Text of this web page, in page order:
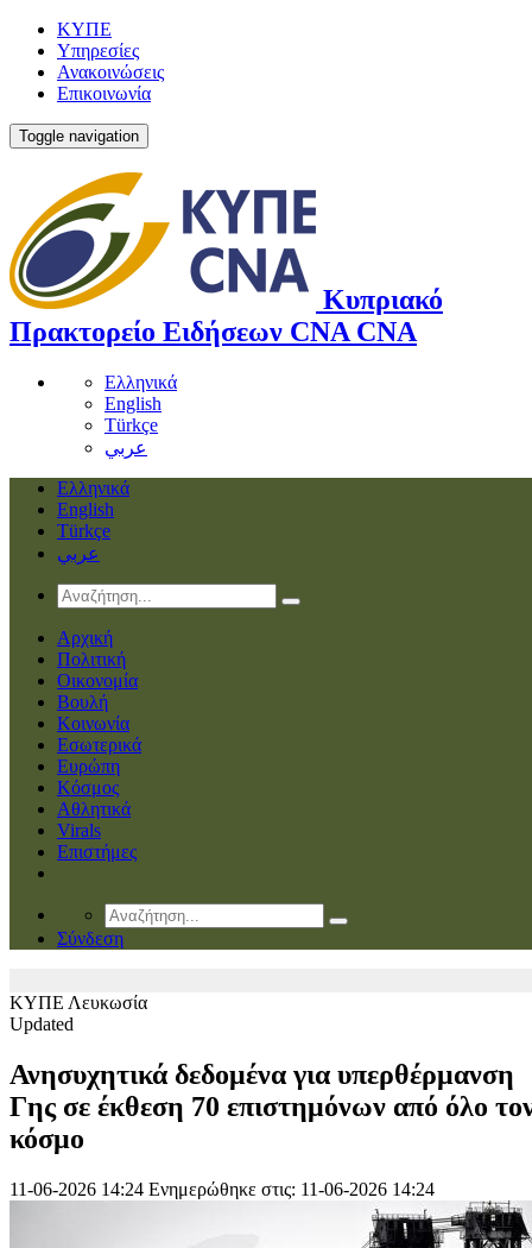
ΚΥΠΕ
Υπηρεσίες
Ανακοινώσεις
Επικοινωνία
Toggle navigation
Κυπριακό
Πρακτορείο Ειδήσεων CNA CNA
Ελληνικά
English
Türkçe
عربي
Ελληνικά
English
Türkçe
عربي
Αρχική
Πολιτική
Οικονομία
Βουλή
Κοινωνία
Εσωτερικά
Ευρώπη
Κόσμος
Αθλητικά
Virals
Επιστήμες
Σύνδεση
ΚΥΠΕ Λευκωσία
Updated
Ανησυχητικά δεδομένα για υπερθέρμανση
Γης σε έκθεση 70 επιστημόνων από όλο
κόσμο
11-06-2026 14:24 Ενημερώθηκε στις: 11-06-2026 14:24